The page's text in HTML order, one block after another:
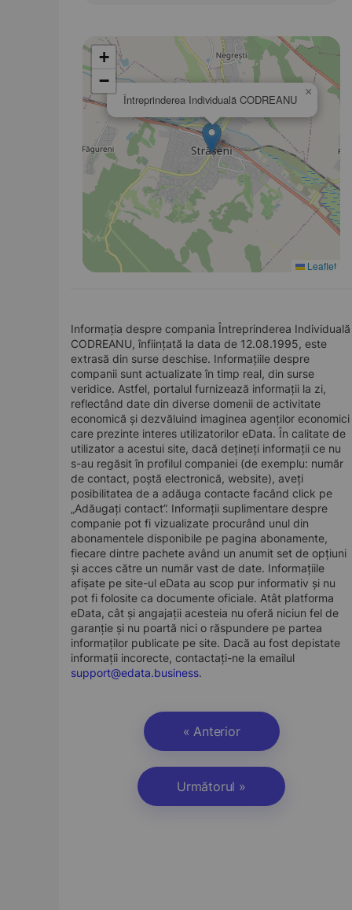
Întreprinderea Individuală CODREANU
×
+
−
Leaflet
Informația despre compania Întreprinderea Individuală
CODREANU, înființată la data de 12.08.1995, este
extrasă din surse deschise. Informațiile despre
companii sunt actualizate în timp real, din surse
veridice. Astfel, portalul furnizează informații la zi,
reflectând date din diverse domenii de activitate
economică și dezvăluind imaginea agenților economici
care prezinte interes utilizatorilor eData. În calitate de
utilizator a acestui site, dacă dețineți informații ce nu
s-au regăsit în profilul companiei (de exemplu: număr
de contact, poștă electronică, website), aveți
posibilitatea de a adăuga contacte facând click pe
„Adăugați contact”. Informații suplimentare despre
companie pot fi vizualizate procurând unul din
abonamentele disponibile pe pagina abonamente,
fiecare dintre pachete având un anumit set de opțiuni
și acces către un număr vast de date. Informațiile
afișate pe site-ul eData au scop pur informativ și nu
pot fi folosite ca documente oficiale. Atât platforma
eData, cât și angajații acesteia nu oferă niciun fel de
garanție și nu poartă nici o răspundere pe partea
informaților publicate pe site. Dacă au fost depistate
informații incorecte, contactați-ne la emailul
support@edata.business.
« Anterior
Următorul »